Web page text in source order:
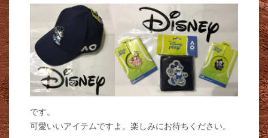
です。
可愛いいアイテムですよ。楽しみにお待ちください。